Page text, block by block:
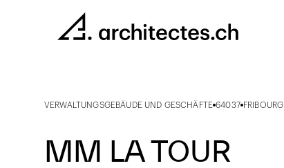
VERWALTUNGSGEBÄUDE UND GESCHÄFTE 64037 FRIBOURG
MM LA TOUR